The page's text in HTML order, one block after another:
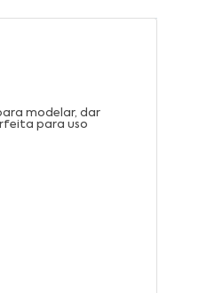
modelar, dar
para uso